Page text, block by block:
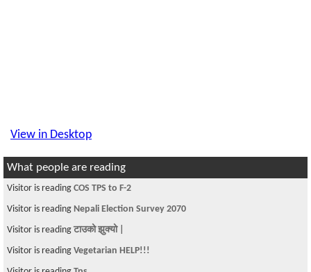
View in Desktop
What people are reading
Visitor is reading COS TPS to F-2
Visitor is reading Nepali Election Survey 2070
Visitor is reading टाउको झुक्यो |
Visitor is reading Vegetarian HELP!!!